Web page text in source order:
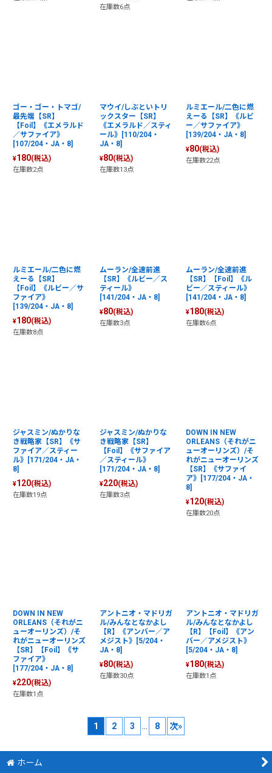
在庫数6点
ゴー・ゴー・トマゴ/
最先端【SR】
【Foil】《エメラルド
／サファイア》
[107/204・JA・8]
¥180(税込)
在庫数2点
マウイ/しぶといトリ
ックスター【SR】
《エメラルド／スティ
ール》[110/204・
JA・8]
¥80(税込)
在庫数13点
ルミエール/二色に燃
えーる【SR】《ルビ
ー／サファイア》
[139/204・JA・8]
¥80(税込)
在庫数22点
ルミエール/二色に燃
えーる【SR】
【Foil】《ルビー／サ
ファイア》
[139/204・JA・8]
¥180(税込)
在庫数8点
ムーラン/全速前進
【SR】《ルビー／ス
ティール》
[141/204・JA・8]
¥80(税込)
在庫数3点
ムーラン/全速前進
【SR】【Foil】《ル
ビー／スティール》
[141/204・JA・8]
¥180(税込)
在庫数6点
ジャスミン/ぬかりな
き戦略家【SR】《サ
ファイア／スティー
ル》[171/204・JA・
8]
¥120(税込)
在庫数19点
ジャスミン/ぬかりな
き戦略家【SR】
【Foil】《サファイア
／スティール》
[171/204・JA・8]
¥220(税込)
在庫数3点
DOWN IN NEW
ORLEANS（それがニ
ューオーリンズ）/そ
れがニューオーリンズ
【SR】《サファイ
ア》[177/204・JA・
8]
¥120(税込)
在庫数20点
DOWN IN NEW
ORLEANS（それがニ
ューオーリンズ）/そ
れがニューオーリンズ
【SR】【Foil】《サ
ファイア》
[177/204・JA・8]
¥220(税込)
在庫数1点
アントニオ・マドリガ
ル/みんなとなかよし
【R】《アンバー／ア
メジスト》[5/204・
JA・8]
¥80(税込)
在庫数30点
アントニオ・マドリガ
ル/みんなとなかよし
【R】【Foil】《アン
バー／アメジスト》
[5/204・JA・8]
¥180(税込)
在庫数1点
1 2 3 8 次»
ホーム